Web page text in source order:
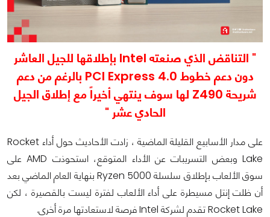
" التناقض الذي صنعته Intel بإطلاقها للجيل العاشر
دون دعم خطوط PCI Express 4.0 بالرغم من دعم
شريحة Z490 لها سوف ينتهي أخيراً مع إطلاق الجيل
الحادي عشر "
على مدار الأسابيع القليلة الماضية ، زادت الأحاديث حول أداء Rocket
Lake وبعض التسريبات عن الأداء المتوقع، استحوذت AMD على
سوق الألعاب بإطلاق سلسلة Ryzen 5000 بنهاية العام الماضي بعد
أن ظلت إنتل مسيطرة على أداء الألعاب لفترة ليست بالقصيرة ، لكن
Rocket Lake تقدم لشركة Intel فرصة لاستعادتها مرة أخرى.